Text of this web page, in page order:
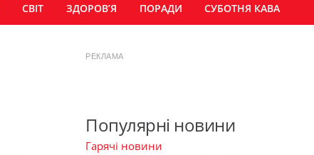
СВІТ ЗДОРОВ’Я ПОРАДИ СУБОТНЯ КАВА
РЕКЛАМА
Популярні новини
Гарячі новини